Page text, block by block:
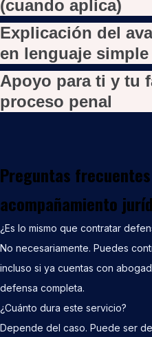
(cuando aplica)
Explicación del
en lenguaje simple
Apoyo para ti y tu
proceso penal
Preguntas
acompañamiento
¿Es lo mismo que contratar
No necesariamente. Puedes
incluso si ya cuentas con
defensa completa.
¿Cuánto dura este servicio?
Depende del caso. Puede ser